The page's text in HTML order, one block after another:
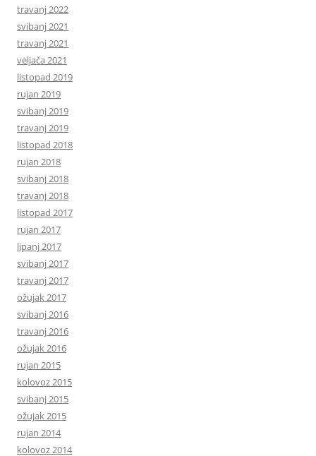
travanj 2022
svibanj 2021
travanj 2021
veljača 2021
listopad 2019
rujan 2019
svibanj 2019
travanj 2019
listopad 2018
rujan 2018
svibanj 2018
travanj 2018
listopad 2017
rujan 2017
lipanj 2017
svibanj 2017
travanj 2017
ožujak 2017
svibanj 2016
travanj 2016
ožujak 2016
rujan 2015
kolovoz 2015
svibanj 2015
ožujak 2015
rujan 2014
kolovoz 2014